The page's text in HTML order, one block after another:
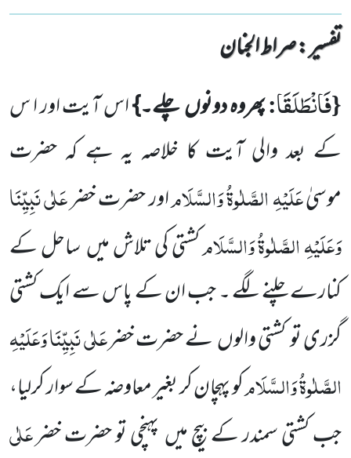
تفسیر : ‎صراط الجنان
{فَانْطَلَقَا:پھروہ دونوںچلے۔}اس آیت اور ا س
کے بعد والی آیت کا خلاصہ یہ ہے کہ حضرت
موسیٰعَلَیْہِ الصَّلٰوۃُ وَالسَّلَاماور حضرت خضرعَلٰی نَبِیِّنَا
وَعَلَیْہِ الصَّلٰوۃُ وَالسَّلَامکشتی کی تلاش میںساحل کے
کنارے چلنے لگے ۔ جب ان کے پاس سے ایک کشتی
گزری توکشتی والوںنے حضرت خضرعَلٰی نَبِیِّنَا وَعَلَیْہِ
الصَّلٰوۃُ وَالسَّلَامکو پہچان کر بغیر معاوضہ کے سوار کرلیا،
جب کشتی سمندر کے بیچ میںپہنچی تو حضرت خضرعَلٰی